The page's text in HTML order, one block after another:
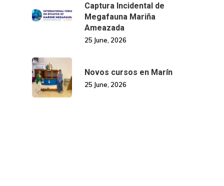
Captura Incidental de
Megafauna Mariña
Ameazada
25 June, 2026
Novos cursos en Marín
25 June, 2026